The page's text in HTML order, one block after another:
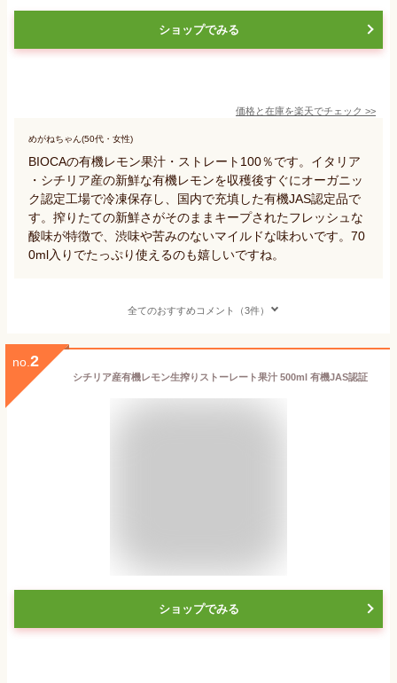
ショップでみる
価格と在庫を楽天でチェック >>
めがねちゃん(50代・女性)
BIOCAの有機レモン果汁・ストレート100％です。イタリア
・シチリア産の新鮮な有機レモンを収穫後すぐにオーガニッ
ク認定工場で冷凍保存し、国内で充填した有機JAS認定品で
す。搾りたての新鮮さがそのままキープされたフレッシュな
酸味が特徴で、渋味や苦みのないマイルドな味わいです。70
0ml入りでたっぷり使えるのも嬉しいですね。
全てのおすすめコメント（3件）
no. 2
シチリア産有機レモン生搾りストーレート果汁 500ml 有機JAS認証
ショップでみる